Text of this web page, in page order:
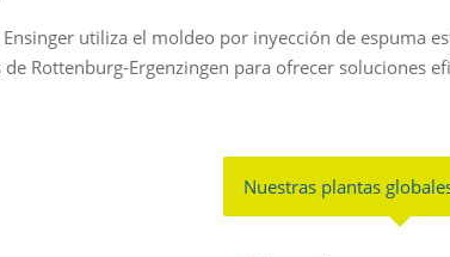
utiliza el moldeo por inyección de espuma
de Rottenburg-Ergenzingen para ofrecer soluciones
Nuestras plantas